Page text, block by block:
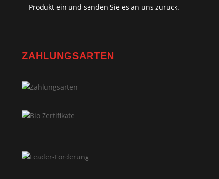
Produkt ein und senden Sie es an uns zurück.
ZAHLUNGSARTEN